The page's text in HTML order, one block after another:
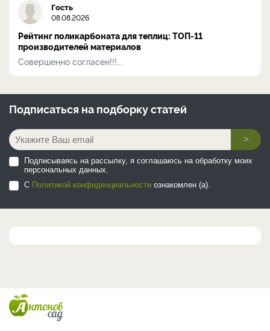
Гость
08.08.2026
Рейтинг поликарбоната для теплиц: ТОП-11
производителей материалов
Совершенно согласен!!!...
Подписаться на подборку статей
>
Подписываясь на рассылку, я соглашаюсь на обработку моих
персональных данных.
С Политикой конфиденциальности ознакомлен (а).